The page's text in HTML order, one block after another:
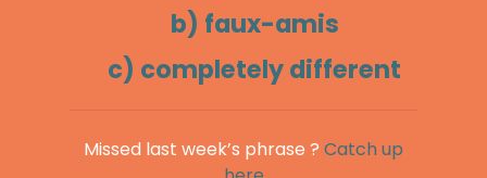
b) faux-amis
c) completely different
Missed last week’s phrase ? Catch up